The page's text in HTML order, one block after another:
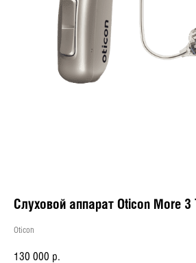
Слуховой аппарат Oticon More 3 T
Oticon
130 000 р.